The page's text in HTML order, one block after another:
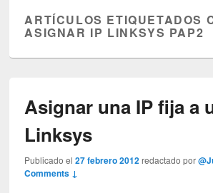
ARTÍCULOS ETIQUETADOS
ASIGNAR IP LINKSYS PAP2
Asignar una IP fija a
Linksys
Publicado el27 febrero 2012 redactado por
Comments ↓